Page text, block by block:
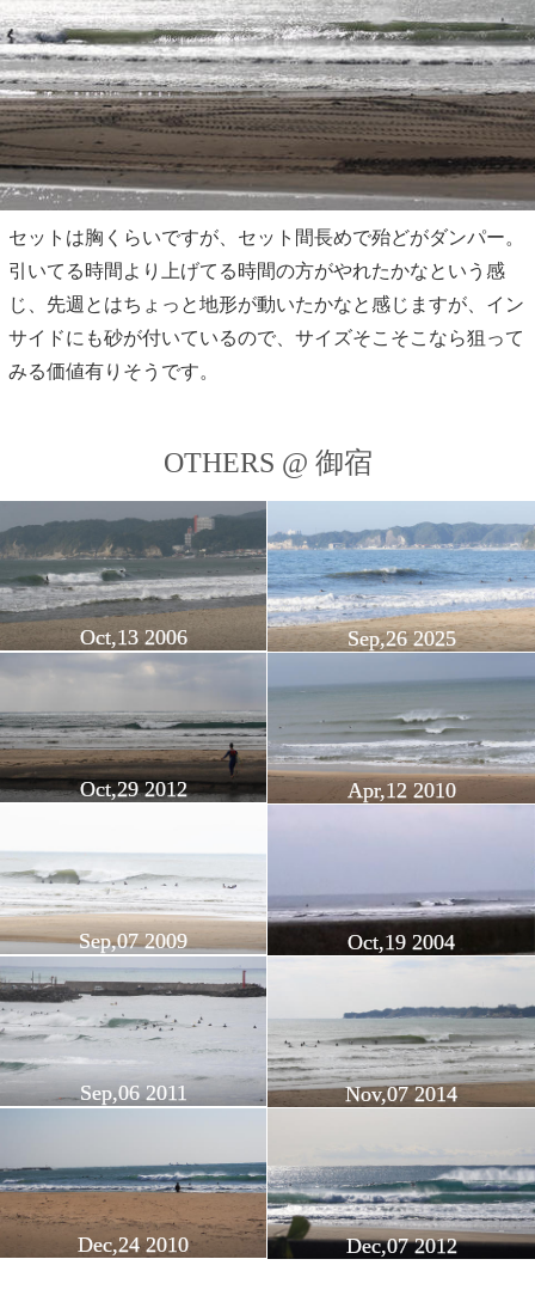
セットは胸くらいですが、セット間長めで殆どがダンパー。
引いてる時間より上げてる時間の方がやれたかなという感
じ、先週とはちょっと地形が動いたかなと感じますが、イン
サイドにも砂が付いているので、サイズそこそこなら狙って
みる価値有りそうです。
OTHERS @ 御宿
Oct,13 2006 Sep,26 2025
Oct,29 2012 Apr,12 2010
Sep,07 2009 Oct,19 2004
Sep,06 2011 Nov,07 2014
Dec,24 2010 Dec,07 2012